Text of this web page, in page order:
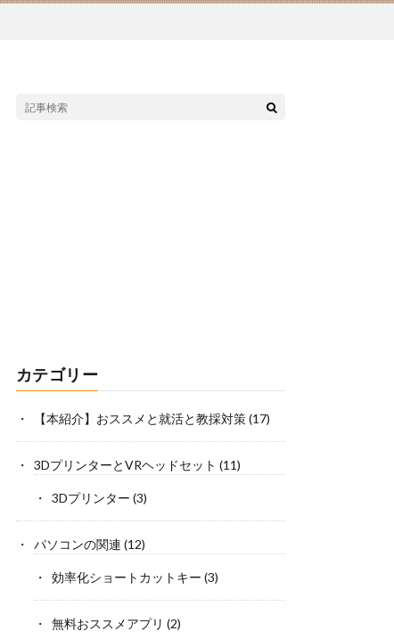
カテゴリー
【本紹介】おススメと就活と教採対策(17)
3DプリンターとVRヘッドセット (11)
3Dプリンター (3)
パソコンの関連 (12)
効率化ショートカットキー (3)
無料おススメアプリ (2)